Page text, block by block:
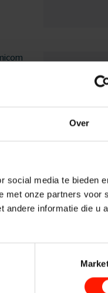
Over
social media te bieden
met onze partners voor
andere informatie die u
wij
Demo